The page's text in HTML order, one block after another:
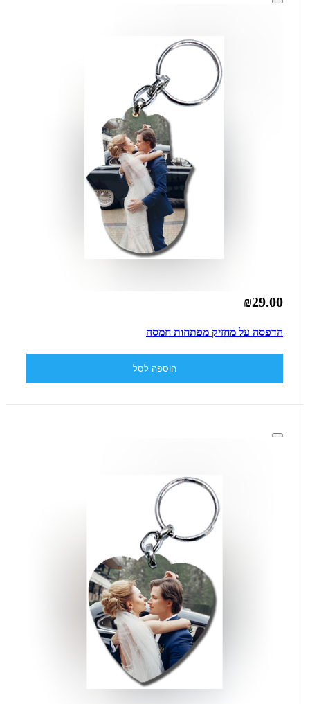
₪29.00
הדפסה על מחזיק מפתחות חמסה
הוספה לסל